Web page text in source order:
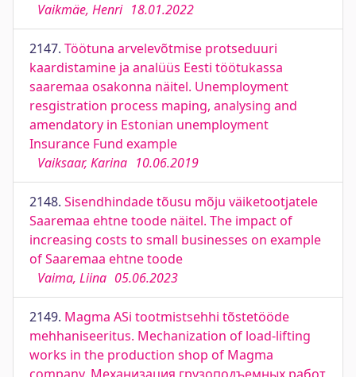
Vaikmäe, Henri 18.01.2022
2147. Töötuna arvelevõtmise protseduuri
kaardistamine ja analüüs Eesti töötukassa
saaremaa osakonna näitel. Unemployment
resgistration process maping, analysing and
amendatory in Estonian unemployment
Insurance Fund example
Vaiksaar, Karina 10.06.2019
2148. Sisendhindade tõusu mõju väiketootjatele
Saaremaa ehtne toode näitel. The impact of
increasing costs to small businesses on example
of Saaremaa ehtne toode
Vaima, Liina 05.06.2023
2149. Magma ASi tootmistsehhi tõstetööde
mehhaniseeritus. Mechanization of load-lifting
works in the production shop of Magma